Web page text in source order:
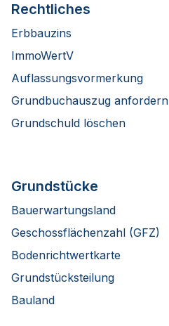
Rechtliches
Erbbauzins
ImmoWertV
Auflassungsvormerkung
Grundbuchauszug anfordern
Grundschuld löschen
Grundstücke
Bauerwartungsland
Geschossflächenzahl (GFZ)
Bodenrichtwertkarte
Grundstücksteilung
Bauland